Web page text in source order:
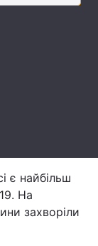
є найбільш
На
захворіли